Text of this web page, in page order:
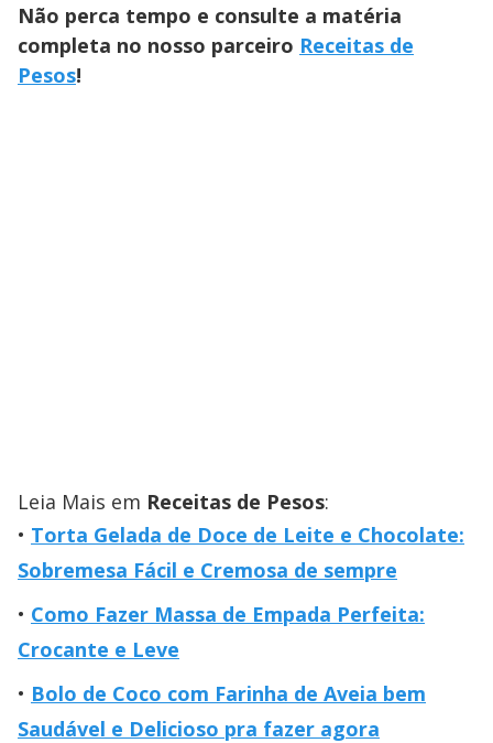
Não perca tempo e consulte a matéria
completa no nosso parceiro Receitas de
Pesos!
Leia Mais em Receitas de Pesos:
Torta Gelada de Doce de Leite e Chocolate:
Sobremesa Fácil e Cremosa de sempre
Como Fazer Massa de Empada Perfeita:
Crocante e Leve
Bolo de Coco com Farinha de Aveia bem
Saudável e Delicioso pra fazer agora